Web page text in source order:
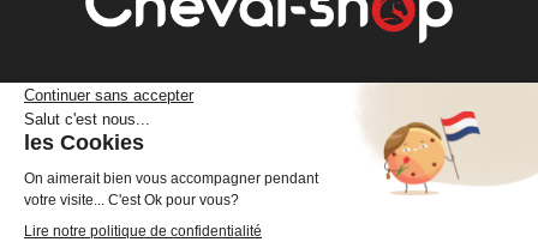
France
+33 (0)2 40 36 20 61